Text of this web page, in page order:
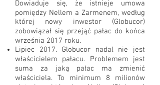
Dowiaduje się, że istnieje umowa
pomiędzy Nellem a Zarmenem, według
której nowy inwestor (Globucor)
zobowiązał się przejąć pałac do końca
września 2017 roku.
Lipiec 2017. Globucor nadal nie jest
właścicielem pałacu. Problemem jest
suma za jaką pałac ma zmienić
właściciela. To minimum 8 milionów